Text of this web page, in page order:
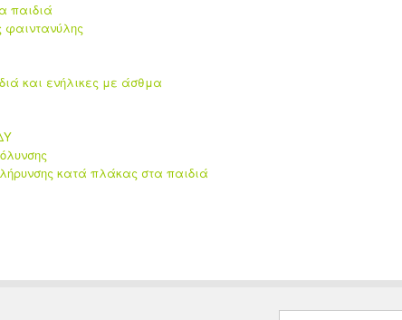
παιδιά
φαιντανύλης
και ενήλικες με άσθμα
κατά πλάκας στα παιδιά